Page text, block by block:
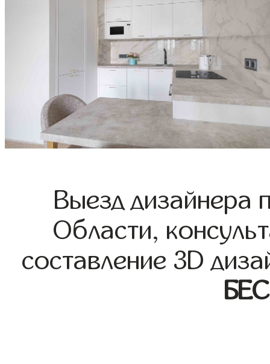
Выезд дизайнера
Области,
составление 3D